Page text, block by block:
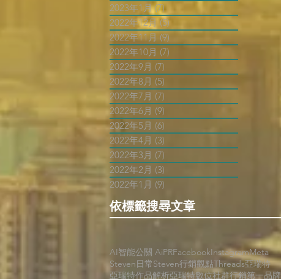
2023年1月 (7)7 篇文章
2022年12月 (5)
2022年11月 (9)
2022年10月 (7)
2022年9月 (7)
2022年8月 (5)
2022年7月 (7)
2022年6月 (9)
2022年5月 (6)
2022年4月 (3)
2022年3月 (7)
2022年2月 (3)
2022年1月 (9)
依標籤搜尋文章
AI智能公關 AiPRFacebookInstagramMeta
Steven日常Steven行銷觀點Threads亞瑞特
亞瑞特作品解析亞瑞特數位社群行銷第一品牌